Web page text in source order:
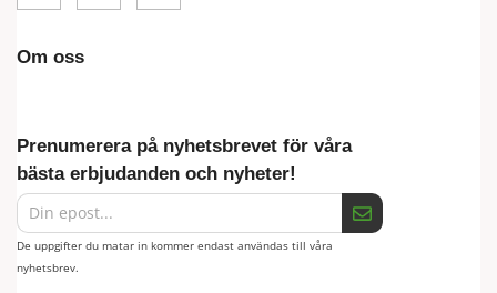
Om oss
Prenumerera på nyhetsbrevet för våra
bästa erbjudanden och nyheter!
De uppgifter du matar in kommer endast användas till våra
nyhetsbrev.